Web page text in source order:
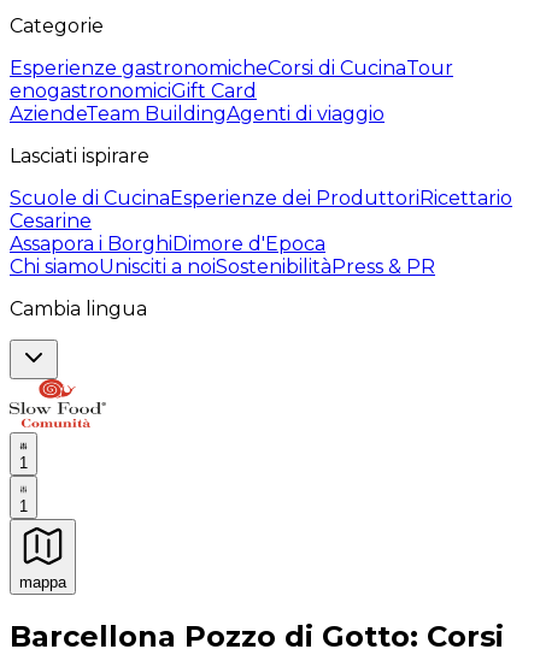
Categorie
Esperienze gastronomicheCorsi di CucinaTour
enogastronomiciGift Card
AziendeTeam BuildingAgenti di viaggio
Lasciati ispirare
Scuole di CucinaEsperienze dei ProduttoriRicettario
Cesarine
Assapora i BorghiDimore d'Epoca
Chi siamoUnisciti a noiSostenibilitàPress & PR
Cambia lingua
1
1
mappa
Esperienze culinarie indimenticabili: Esperienze
Barcellona Pozzo di Gotto: Corsi